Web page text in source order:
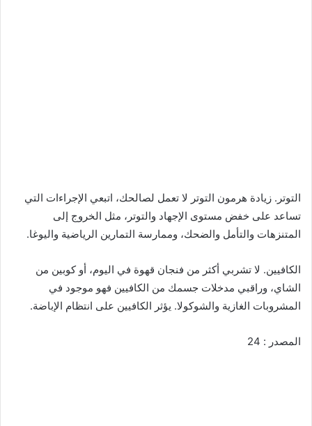
التوتر. زيادة هرمون التوتر لا تعمل لصالحك، اتبعي الإجراءات التي
تساعد على خفض مستوى الإجهاد والتوتر، مثل الخروج إلى
المتنزهات والتأمل والضحك، وممارسة التمارين الرياضية واليوغا.
الكافيين. لا تشربي أكثر من فنجان قهوة في اليوم، أو كوبين من
الشاي، وراقبي مدخلات جسمك من الكافيين فهو موجود في
المشروبات الغازية والشوكولا. يؤثر الكافيين على انتظام الإباضة.
المصدر : 24